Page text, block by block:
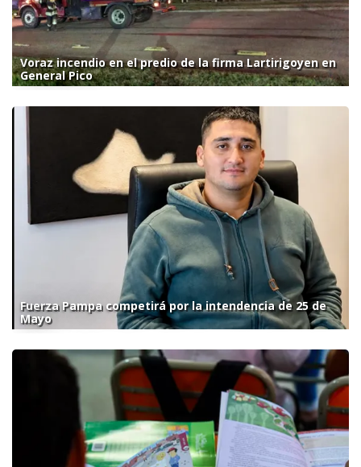
Voraz incendio en el predio de la firma Lartirigoyen en
General Pico
Fuerza Pampa competirá por la intendencia de 25 de
Mayo